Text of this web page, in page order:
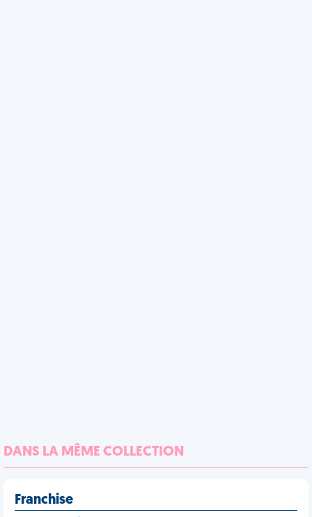
DANS LA MÊME COLLECTION
Franchise